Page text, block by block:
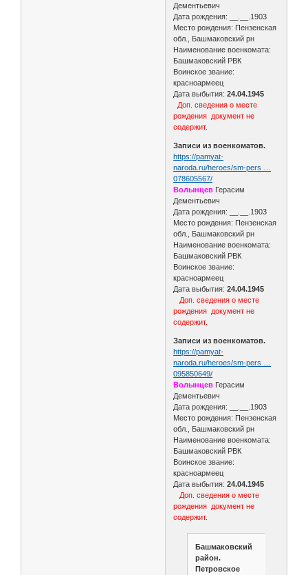
Дементьевич
Дата рождения: __.__.1903
Место рождения: Пензенская
обл., Башмаковский рн
Наименование военкомата:
Башмаковский РВК
Воинское звание:
красноармеец
Дата выбытия:24.04.1945
Доп. сведения о месте
рождения документ не
содержит.
Записи из военкоматов.
https://pamyat-
naroda.ru/heroes/sm-pers …
078605567/
Волынцев Герасим
Дементьевич
Дата рождения: __.__.1903
Место рождения: Пензенская
обл., Башмаковский рн
Наименование военкомата:
Башмаковский РВК
Воинское звание:
красноармеец
Дата выбытия:24.04.1945
Доп. сведения о месте
рождения документ не
содержит.
Записи из военкоматов.
https://pamyat-
naroda.ru/heroes/sm-pers …
095850649/
Волынцев Герасим
Дементьевич
Дата рождения: __.__.1903
Место рождения: Пензенская
обл., Башмаковский рн
Наименование военкомата:
Башмаковский РВК
Воинское звание:
красноармеец
Дата выбытия:24.04.1945
Доп. сведения о месте
рождения документ не
содержит.
Башмаковский
район.
Петровское